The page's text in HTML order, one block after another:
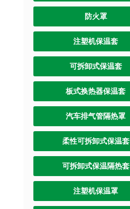
防火罩
注塑机保温套
可拆卸式保温套
板式换热器保温套
汽车排气管隔热罩
柔性可拆卸式保温套
可拆卸式保温隔热套
注塑机保温罩